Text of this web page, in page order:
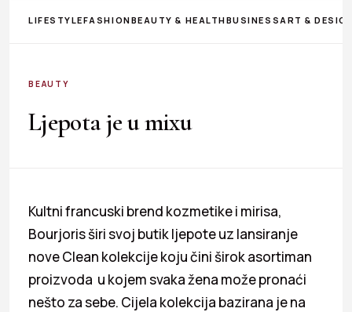
LIFESTYLEFASHIONBEAUTY & HEALTHBUSINESS ART &
BEAUTY
Ljepota je u mixu
Kultni francuski brend kozmetike i mirisa,
Bourjoris širi svoj butik ljepote uz lansiranje
nove Clean kolekcije koju čini širok asortiman
proizvoda u kojem svaka žena može pronaći
nešto za sebe. Cijela kolekcija bazirana je na